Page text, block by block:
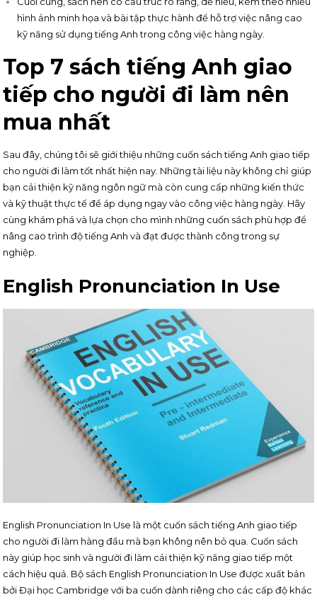
hình ảnh minh họa và bài tập thực hành để hỗ trợ việc nâng cao
kỹ năng sử dụng tiếng Anh trong công việc hàng ngày.
Top 7 sách tiếng Anh giao
tiếp cho người đi làm nên
mua nhất
Sau đây, chúng tôi sẽ giới thiệu những cuốn sách tiếng Anh giao tiếp
cho người đi làm tốt nhất hiện nay. Những tài liệu này không chỉ giúp
bạn cải thiện kỹ năng ngôn ngữ mà còn cung cấp những kiến thức
và kỹ thuật thực tế để áp dụng ngay vào công việc hàng ngày. Hãy
cùng khám phá và lựa chọn cho mình những cuốn sách phù hợp để
nâng cao trình độ tiếng Anh và đạt được thành công trong sự
nghiệp.
English Pronunciation In Use
English Pronunciation In Use là một cuốn sách tiếng Anh giao tiếp
cho người đi làm hàng đầu mà bạn không nên bỏ qua. Cuốn sách
này giúp học sinh và người đi làm cải thiện kỹ năng giao tiếp một
cách hiệu quả. Bộ sách English Pronunciation In Use được xuất bản
bởi Đại học Cambridge với ba cuốn dành riêng cho các cấp độ khác